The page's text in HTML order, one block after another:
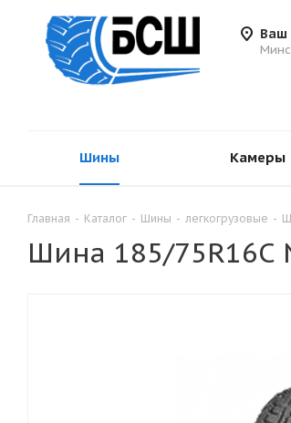
Ваш
Шины Камеры
Главная - Каталог - Шины - легкогрузовые -
Шина 185/75R16C